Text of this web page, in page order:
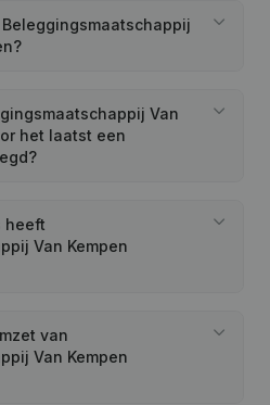
Van
het laatst een
heeft
Van Kempen
van
Van Kempen